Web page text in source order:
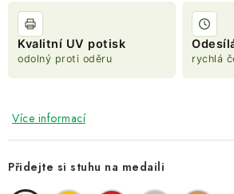
Kvalitní UV potisk
odolný proti oděru rychlá
Více informací
Přidejte si stuhu na medaili